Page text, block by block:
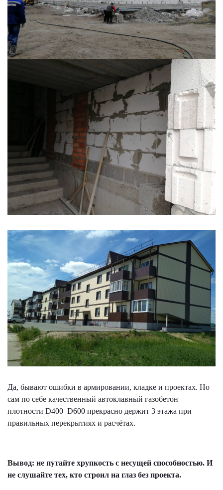
Да, бывают ошибки в армировании, кладке и проектах. Но
сам по себе качественный автоклавный газобетон
плотности D400–D600 прекрасно держит 3 этажа при
правильных перекрытиях и расчётах.
Вывод: не путайте хрупкость с несущей способностью. И
не слушайте тех, кто строил на глаз без проекта.